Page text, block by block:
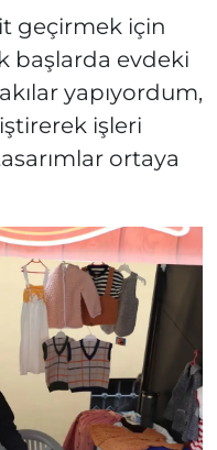
geçirmek için
başlarda evdeki
yapıyordum,
işleri
ortaya